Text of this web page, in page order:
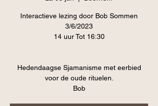
Interactieve lezing door Bob Sommen
3/6/2023
14 uur Tot 16:30
Hedendaagse Sjamanisme met eerbied
voor de oude rituelen.
Bob